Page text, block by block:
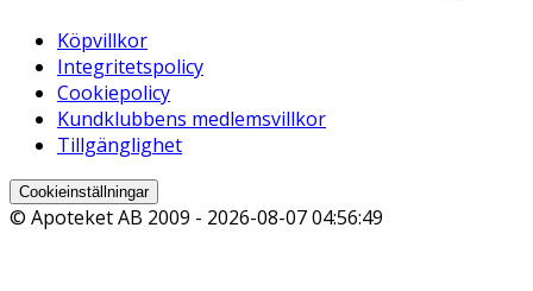
Köpvillkor
Integritetspolicy
Cookiepolicy
Kundklubbens medlemsvillkor
Tillgänglighet
Cookieinställningar
© Apoteket AB 2009 - 2026-08-07 04:56:49